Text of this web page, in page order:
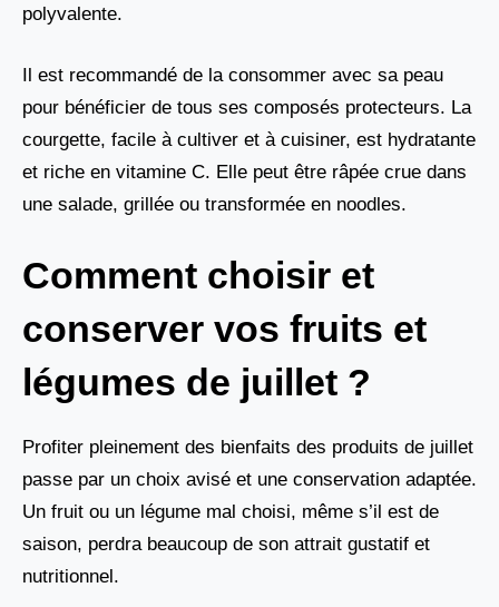
polyvalente.
Il est recommandé de la consommer avec sa peau
pour bénéficier de tous ses composés protecteurs. La
courgette, facile à cultiver et à cuisiner, est hydratante
et riche en vitamine C. Elle peut être râpée crue dans
une salade, grillée ou transformée en noodles.
Comment choisir et
conserver vos fruits et
légumes de juillet ?
Profiter pleinement des bienfaits des produits de juillet
passe par un choix avisé et une conservation adaptée.
Un fruit ou un légume mal choisi, même s’il est de
saison, perdra beaucoup de son attrait gustatif et
nutritionnel.